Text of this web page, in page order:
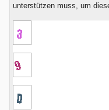
unterstützen muss, um